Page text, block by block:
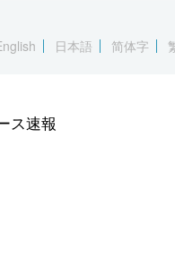
日本語 简体字
ス速報